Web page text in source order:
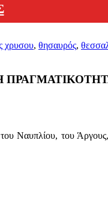
χρυσου, θησαυρός,
Ναυπλίου, του